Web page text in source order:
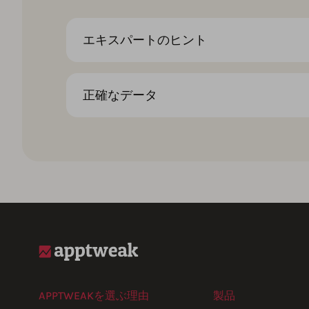
エキスパートのヒント
正確なデータ
APPTWEAKを選ぶ理由
製品